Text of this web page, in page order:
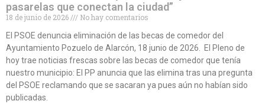
pasarelas que conectan la ciudad”
18 de junio de 2026
No hay comentarios
El PSOE denuncia eliminación de las becas de comedor del
Ayuntamiento Pozuelo de Alarcón, 18 junio de 2026. El Pleno de
hoy trae noticias frescas sobre las becas de comedor que tenía
nuestro municipio: El PP anuncia que las elimina tras una pregunta
del PSOE reclamando que se sacaran ya pues aún no habían sido
publicadas.